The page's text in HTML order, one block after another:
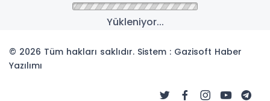
Ünye
HEYECANI BAŞLADI:
FESTİVAL EVLERİ KAPILARINI